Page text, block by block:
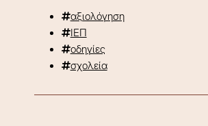
αξιολόγηση
ΙΕΠ
οδηγίες
σχολεία